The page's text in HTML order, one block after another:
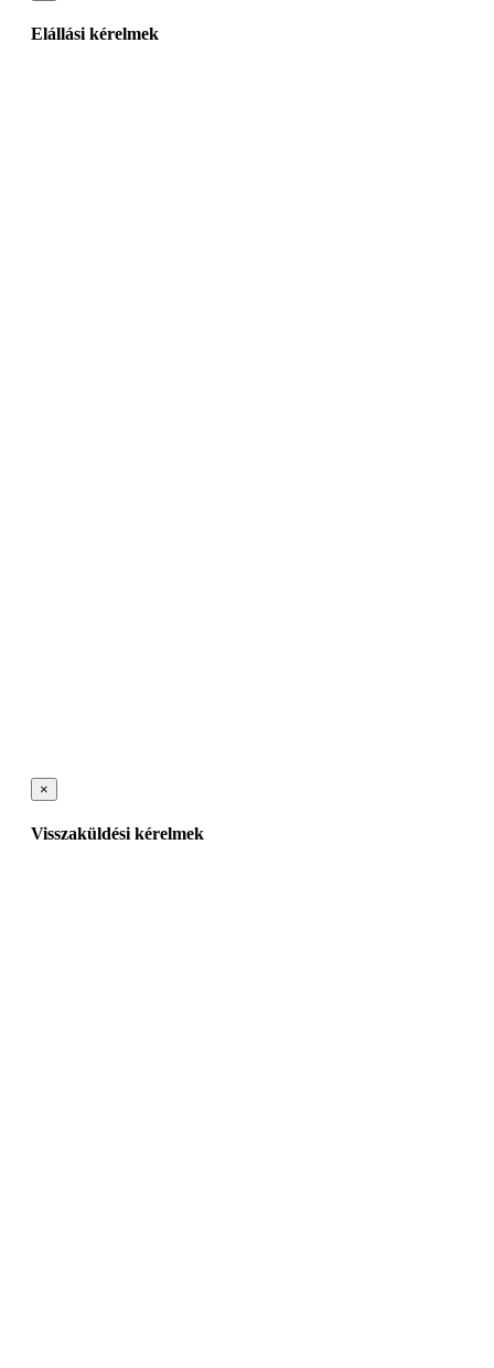
Elállási kérelmek
×
Visszaküldési kérelmek